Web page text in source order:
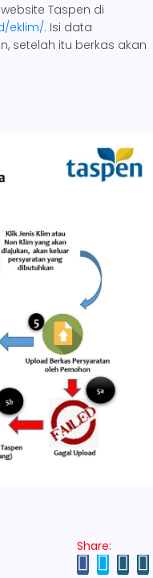
Taspen di
eklim/. Isi data
setelah itu berkas akan
Share: